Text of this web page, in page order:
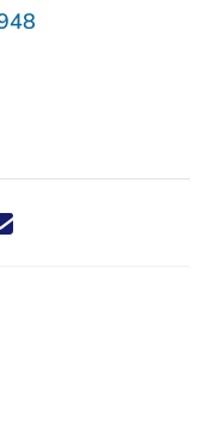
nieuwsbericht via X -
dit nieuwsbericht via
dit nieuwsbericht
Deel dit